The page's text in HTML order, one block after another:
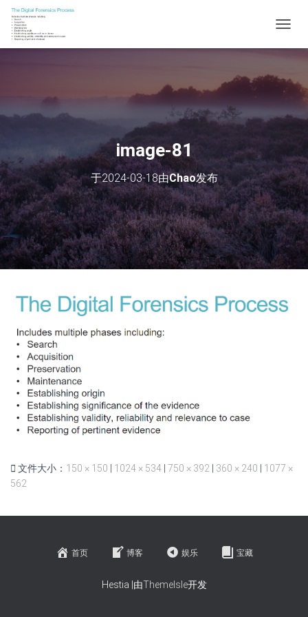
换
image-81
于2024-03-18由Chao发布
文件大小： 150 × 150 1024 × 534 750 × 392 360 × 240
1077 ×
562
首页 博客 娱乐 宝藏
Hestia |由ThemeIsle开发